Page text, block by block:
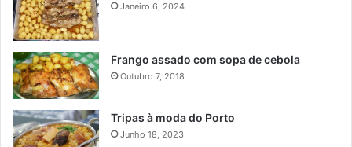
Janeiro 6, 2024
Frango assado com sopa de cebola
Outubro 7, 2018
Tripas à moda do Porto
Junho 18, 2023